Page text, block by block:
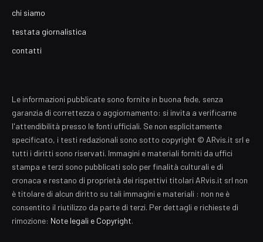
chi siamo
testata giornalistica
contatti
Le informazioni pubblicate sono fornite in buona fede, senza
garanzia di correttezza o aggiornamento: si invita a verificarne
l'attendibilità presso le fonti ufficiali. Se non esplicitamente
specificato, i testi redazionali sono sotto copyright © ARvis.it srl e
tutti i diritti sono riservati. Immagini e materiali forniti da uffici
stampa e terzi sono pubblicati solo per finalità culturali e di
cronaca e restano di proprietà dei rispettivi titolari ARvis.it srl non
è titolare di alcun diritto su tali immagini e materiali : non ne è
consentito il riutilizzo da parte di terzi. Per dettagli e richieste di
rimozione: Note legali e Copyright.